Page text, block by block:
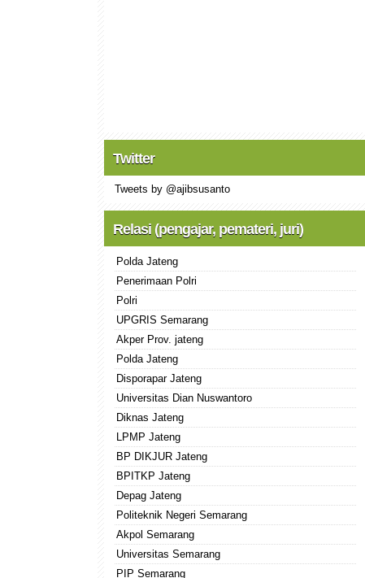
Twitter
Tweets by @ajibsusanto
Relasi (pengajar, pemateri, juri)
Polda Jateng
Penerimaan Polri
Polri
UPGRIS Semarang
Akper Prov. jateng
Polda Jateng
Disporapar Jateng
Universitas Dian Nuswantoro
Diknas Jateng
LPMP Jateng
BP DIKJUR Jateng
BPITKP Jateng
Depag Jateng
Politeknik Negeri Semarang
Akpol Semarang
Universitas Semarang
PIP Semarang